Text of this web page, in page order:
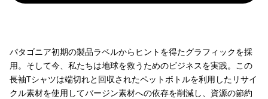
パタゴニア初期の製品ラベルからヒントを得たグラフィックを採
用。そして今、私たちは地球を救うためのビジネスを実践。この
長袖Tシャツは端切れと回収されたペットボトルを利用したリサイ
クル素材を使用してバージン素材への依存を削減し、資源の節約